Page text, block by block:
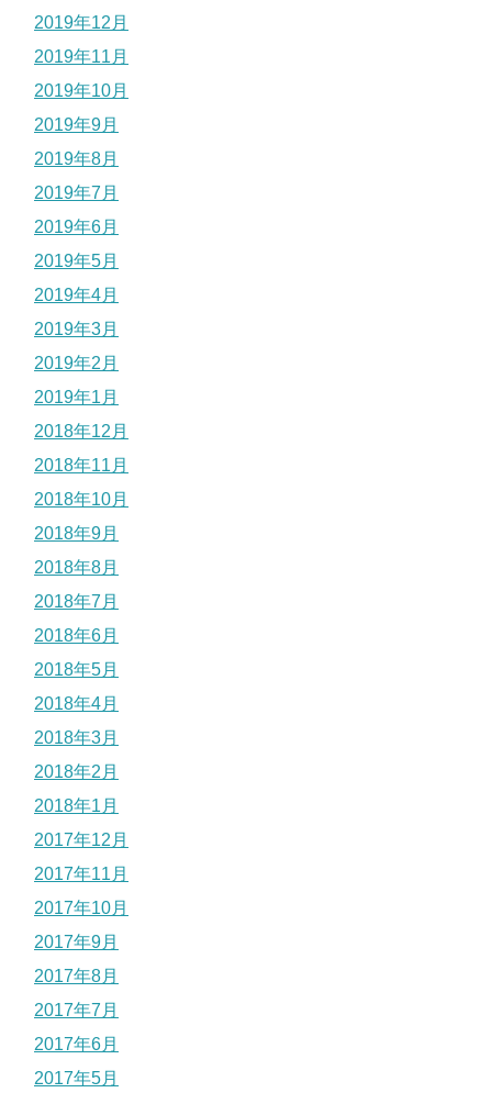
2019年12月
2019年11月
2019年10月
2019年9月
2019年8月
2019年7月
2019年6月
2019年5月
2019年4月
2019年3月
2019年2月
2019年1月
2018年12月
2018年11月
2018年10月
2018年9月
2018年8月
2018年7月
2018年6月
2018年5月
2018年4月
2018年3月
2018年2月
2018年1月
2017年12月
2017年11月
2017年10月
2017年9月
2017年8月
2017年7月
2017年6月
2017年5月